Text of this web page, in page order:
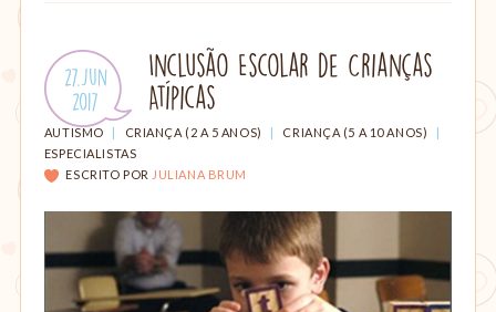
Publicado
em:
27.Jun
.
2017
Inclusão Escolar de Crianças
Atípicas
CATEGORIAS:
AUTISMO CRIANÇA (2 A 5 ANOS) CRIANÇA (5 A 10 ANOS)
ESPECIALISTAS
ESCRITO POR JULIANA BRUM